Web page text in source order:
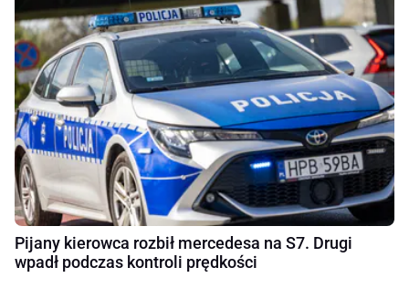
Pijany kierowca rozbił mercedesa na S7. Drugi
wpadł podczas kontroli prędkości